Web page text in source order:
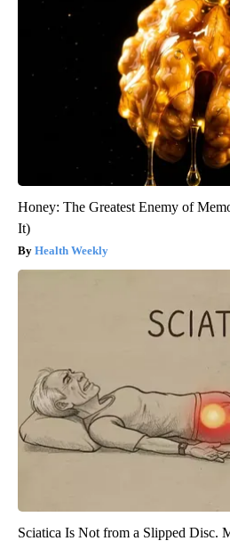
Honey: The Greatest Enemy of
It)
Health Weekly
Sciatica Is Not from a Slipped Disc.